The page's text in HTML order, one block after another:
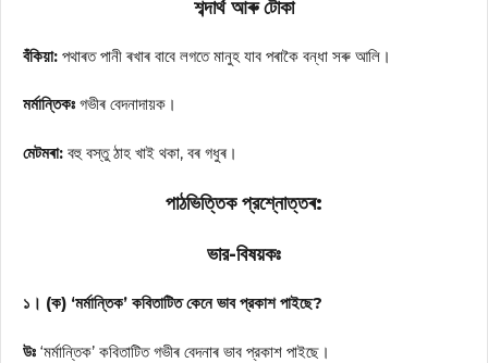
শব্দার্থ আৰু টোকা
বঁকিয়া: পথাৰত পানী ৰখাৰ বাবে লগতে মানুহ যাব পৰাকৈ বন্ধা সৰু আলি।
মর্মান্তিকঃ গভীৰ বেদনাদায়ক।
মেটমৰা: বহু বস্তু ঠাহ খাই থকা, বৰ গধুৰ।
পাঠভিত্তিক প্রশ্নোত্তৰ:
ভার-বিষয়কঃ
১। (ক) ‘মর্মান্তিক’ কবিতাটিত কেনে ভাব প্রকাশ পাইছে?
উঃ ‘মর্মান্তিক’ কবিতাটিত গভীৰ বেদনাৰ ভাব প্রকাশ পাইছে।